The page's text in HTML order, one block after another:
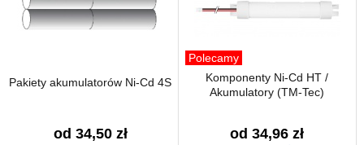
Pakiety akumulatorów Ni-Cd 4S
od 34,50 zł
Polecamy
Komponenty Ni-Cd HT /
Akumulatory (TM-Tec)
od 34,96 zł